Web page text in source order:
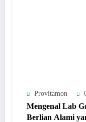
Provitamon
Mengenal Lab
Berlian Alami